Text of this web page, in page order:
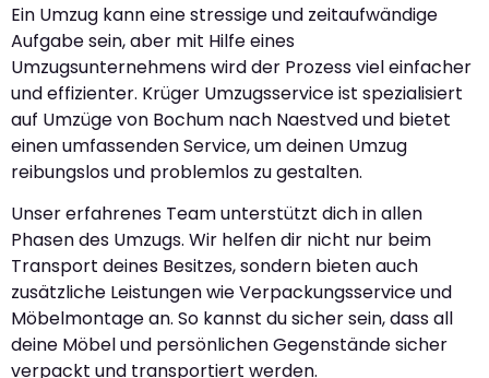
Ein Umzug kann eine stressige und zeitaufwändige
Aufgabe sein, aber mit Hilfe eines
Umzugsunternehmens wird der Prozess viel einfacher
und effizienter. Krüger Umzugsservice ist spezialisiert
auf Umzüge von Bochum nach Naestved und bietet
einen umfassenden Service, um deinen Umzug
reibungslos und problemlos zu gestalten.
Unser erfahrenes Team unterstützt dich in allen
Phasen des Umzugs. Wir helfen dir nicht nur beim
Transport deines Besitzes, sondern bieten auch
zusätzliche Leistungen wie Verpackungsservice und
Möbelmontage an. So kannst du sicher sein, dass all
deine Möbel und persönlichen Gegenstände sicher
verpackt und transportiert werden.